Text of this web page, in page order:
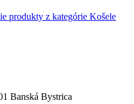
produkty z kategórie Košele
Banská Bystrica